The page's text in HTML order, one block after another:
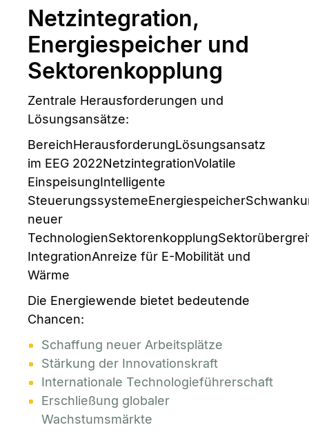
Netzintegration,
Energiespeicher und
Sektorenkopplung
Zentrale Herausforderungen und
Lösungsansätze:
BereichHerausforderungLösungsansatz
im EEG 2022NetzintegrationVolatile
EinspeisungIntelligente
neuer
IntegrationAnreize für E-Mobilität und
Wärme
Die Energiewende bietet bedeutende
Chancen:
Schaffung neuer Arbeitsplätze
Stärkung der Innovationskraft
Internationale Technologieführerschaft
Erschließung globaler
Wachstumsmärkte